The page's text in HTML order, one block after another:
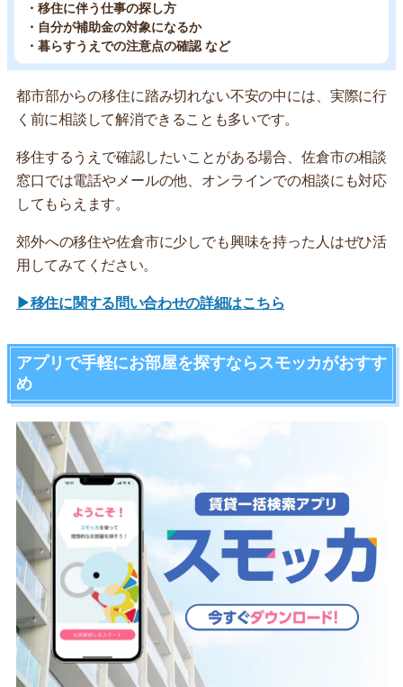
・移住に伴う仕事の探し方
・自分が補助金の対象になるか
・暮らすうえでの注意点の確認 など
都市部からの移住に踏み切れない不安の中には、実際に行
く前に相談して解消できることも多いです。
移住するうえで確認したいことがある場合、佐倉市の相談
窓口では電話やメールの他、オンラインでの相談にも対応
してもらえます。
郊外への移住や佐倉市に少しでも興味を持った人はぜひ活
用してみてください。
▶移住に関する問い合わせの詳細はこちら
アプリで手軽にお部屋を探すならスモッカがおすす
め